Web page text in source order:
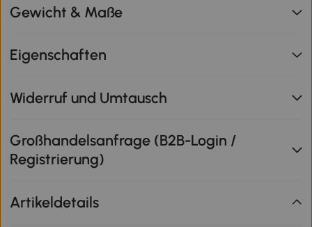
Gewicht & Maße
Eigenschaften
Widerruf und Umtausch
Großhandelsanfrage (B2B-Login /
Registrierung)
Artikeldetails